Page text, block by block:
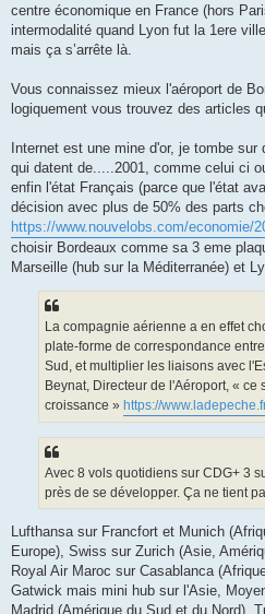
centre économique en France (hors
intermodalité quand Lyon fut la 1ere
mais ça s’arrête là.
Vous connaissez mieux l'aéroport de
logiquement vous trouvez des articles
Internet est une mine d'or, je tombe
qui datent de.....2001, comme celui ci
enfin l'état Français (parce que l'état
décision avec plus de 50% des parts
https://www.nouvelobs.com/economie/
choisir Bordeaux comme sa 3 eme
Marseille (hub sur la Méditerranée) et
La compagnie aérienne a en effet
plate-forme de correspondance
Sud, et multiplier les liaisons avec
Beynat, Directeur de l'Aéroport, «
croissance » https://
Avec 8 vols quotidiens sur CDG+ 3
près de se développer. Ça ne tient
Lufthansa sur Francfort et Munich
Europe), Swiss sur Zurich (Asie,
Royal Air Maroc sur Casablanca
Gatwick mais mini hub sur l'Asie,
Madrid (Amérique du Sud et du Nord),